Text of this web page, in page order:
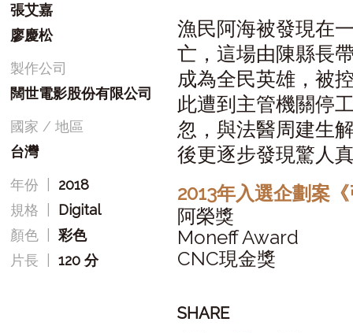
張艾嘉
廖慶松
製作公司
闊世電影股份有限公司
國家 / 地區
台灣
年份
2018
規格
Digital
顏色 |彩色
片長 |120 分
漁民阿海被發現在
亡，這場由陳縣長
成為全民英雄，被
此遭到主管機關停
忽，與法醫周建生
後更逐步發現驚人
2013年入選企劃案
阿榮獎
Moneff Award
CNC現金獎
SHARE